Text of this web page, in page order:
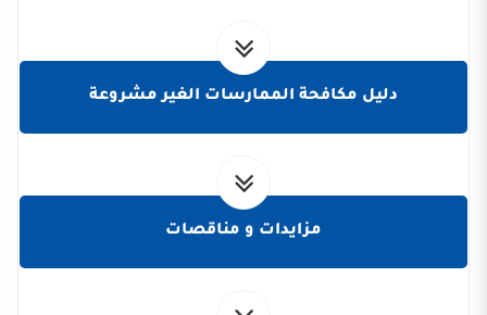
دليل مكافحة الممارسات الغير مشروعة
مزايدات و مناقصات